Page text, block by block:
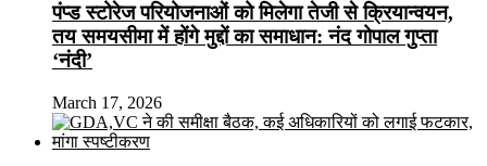
पंप्ड स्टोरेज परियोजनाओं को मिलेगा तेजी से क्रियान्वयन,
तय समयसीमा में होंगे मुद्दों का समाधान: नंद गोपाल गुप्ता
‘नंदी’
March 17, 2026